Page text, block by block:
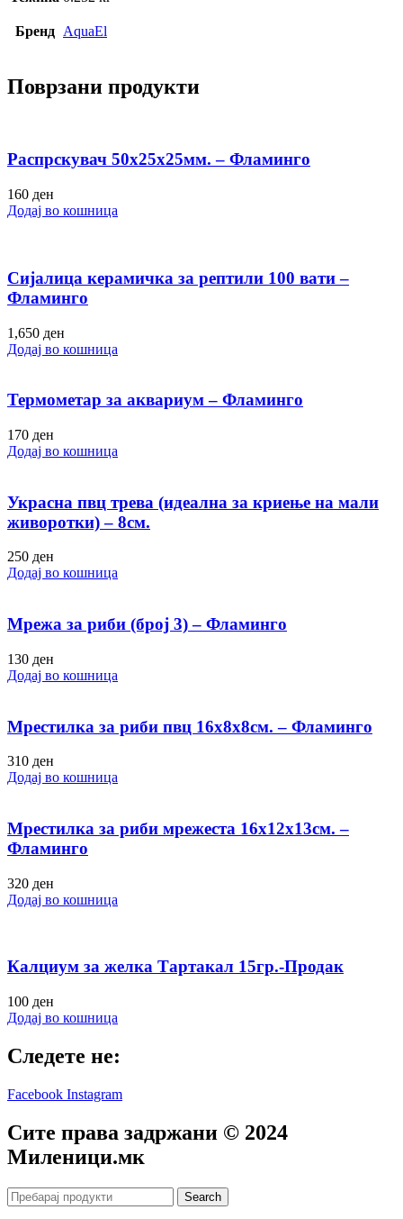
Бренд AquaEl
Поврзани продукти
Распрскувач 50х25х25мм. – Фламинго
160 ден
Додај во кошница
Сијалица керамичка за рептили 100 вати –
Фламинго
1,650 ден
Додај во кошница
Термометар за аквариум – Фламинго
170 ден
Додај во кошница
Украсна пвц трева (идеална за криење на мали
живоротки) – 8см.
250 ден
Додај во кошница
Мрежа за риби (број 3) – Фламинго
130 ден
Додај во кошница
Мрестилка за риби пвц 16х8х8см. – Фламинго
310 ден
Додај во кошница
Мрестилка за риби мрежеста 16х12х13см. –
Фламинго
320 ден
Додај во кошница
Калциум за желка Тартакал 15гр.-Продак
100 ден
Додај во кошница
Следете не:
Facebook Instagram
Сите права задржани © 2024
Mиленици.мк
Search